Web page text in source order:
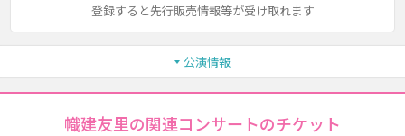
登録すると先行販売情報等が受け取れます
公演情報
幟建友里の関連コンサートのチケット